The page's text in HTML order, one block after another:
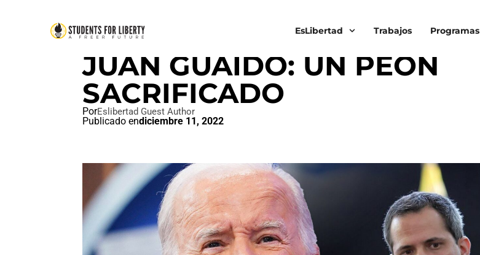
EsLibertad Trabajos Programas
JUAN GUAIDÓ: UN PEÓN
SACRIFICADO
PorEslibertad Guest Author
Publicado endiciembre 11, 2022